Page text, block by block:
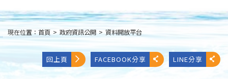
:::
現在位置： 首頁 > 政府資訊公開 > 資料開放平台
回上頁 FACEBOOK分享 LINE分享